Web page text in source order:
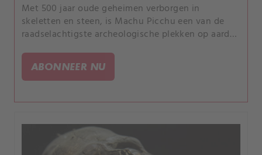
Met 500 jaar oude geheimen verborgen in
skeletten en steen, is Machu Picchu een van de
raadselachtigste archeologische plekken op aarde
wereld: wie heeft dit verbazingwekkende complex
gebouwd en waarom?.
ABONNEER NU